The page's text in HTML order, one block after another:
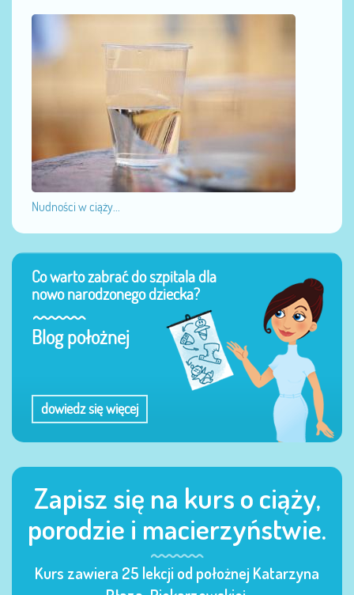
Nudności w ciąży...
Co warto zabrać do szpitala dla
nowo narodzonego dziecka?
Blog położnej
dowiedz się więcej
Zapisz się na kurs o ciąży,
porodzie i macierzyństwie.
Kurs zawiera 25 lekcji od położnej Katarzyna